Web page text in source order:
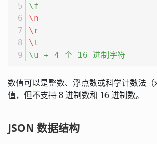
\f
\n
\r
\t
\u + 4 个 16 进制字符
数值可以是整数、浮点数或科学计数法（
值，但不支持 8 进制数和 16 进制数。
JSON 数据结构